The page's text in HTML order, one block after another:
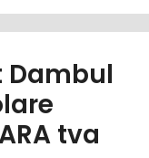
Dambul
tva